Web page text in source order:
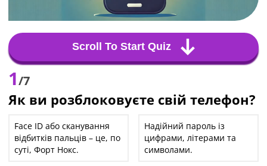
Scroll To Start Quiz
1/7
Як ви розблоковуєте свій телефон?
Face ID або сканування
відбитків пальців – це, по
суті, Форт Нокс.
Надійний пароль із
цифрами, літерами та
символами.